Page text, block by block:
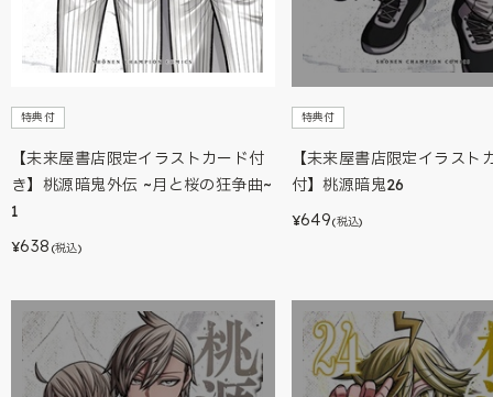
特典付
【未来屋書店限定イラストカード付
き】桃源暗鬼外伝 ~月と桜の狂争曲~
1
¥638 (税込)
特典付
【未来屋書店限定イラスト
付】桃源暗鬼26
¥649(税込)